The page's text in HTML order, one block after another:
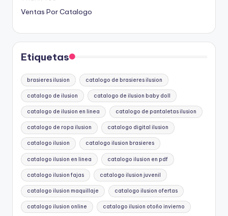
Ventas Por Catalogo
Etiquetas
brasieres ilusion catalogo de brasieres ilusion
catalogo de ilusion catalogo de ilusion baby doll
catalogo de ilusion en linea catalogo de pantaletas ilusion
catalogo de ropa ilusion catalogo digital ilusion
catalogo ilusion catalogo ilusion brasieres
catalogo ilusion en linea catalogo ilusion en pdf
catalogo ilusion fajas catalogo ilusion juvenil
catalogo ilusion maquillaje catalogo ilusion ofertas
catalogo ilusion online catalogo ilusion otoño invierno